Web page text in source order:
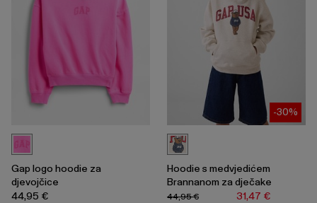
Gap logo hoodie za
djevojčice
44,95 €
-30%
Hoodie s medvjedićem
Brannanom za dječake
31,47 €
44,95 €